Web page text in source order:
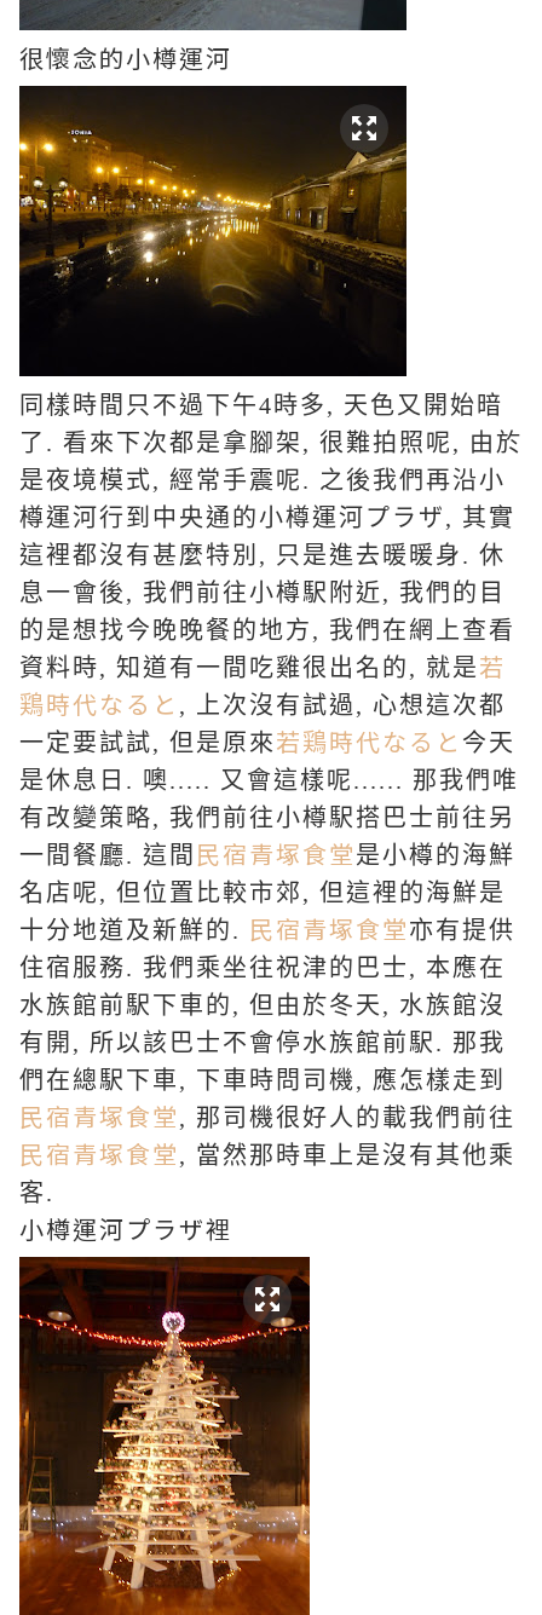
很懷念的小樽運河
同樣時間只不過下午4時多, 天色又開始暗
了. 看來下次都是拿腳架, 很難拍照呢, 由於
是夜境模式, 經常手震呢. 之後我們再沿小
樽運河行到中央通的小樽運河プラザ, 其實
這裡都沒有甚麼特別, 只是進去暖暖身. 休
息一會後, 我們前往小樽駅附近, 我們的目
的是想找今晚晚餐的地方, 我們在網上查看
資料時, 知道有一間吃雞很出名的, 就是若
鶏時代なると , 上次沒有試過, 心想這次都
一定要試試, 但是原來若鶏時代なると 今天
是休息日. 噢..... 又會這樣呢...... 那我們唯
有改變策略, 我們前往小樽駅搭巴士前往另
一間餐廳. 這間 民宿青塚食堂是小樽的海鮮
名店呢, 但位置比較市郊, 但這裡的海鮮是
十分地道及新鮮的. 民宿青塚食堂亦有提供
住宿服務. 我們乘坐往祝津的巴士, 本應在
水族館前駅下車的, 但由於冬天, 水族館沒
有開, 所以該巴士不會停水族館前駅. 那我
們在總駅下車, 下車時問司機, 應怎樣走到
民宿青塚食堂, 那司機很好人的載我們前往
民宿青塚食堂, 當然那時車上是沒有其他乘
客.
小樽運河プラザ裡